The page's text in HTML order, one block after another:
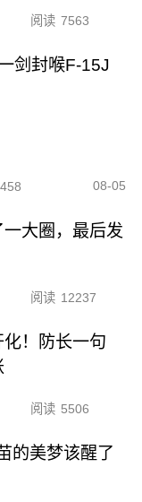
阅读 7563
剑封喉F-15J
08-05
大圈，最后发
阅读 12237
！防长一句
阅读 5506
的美梦该醒了